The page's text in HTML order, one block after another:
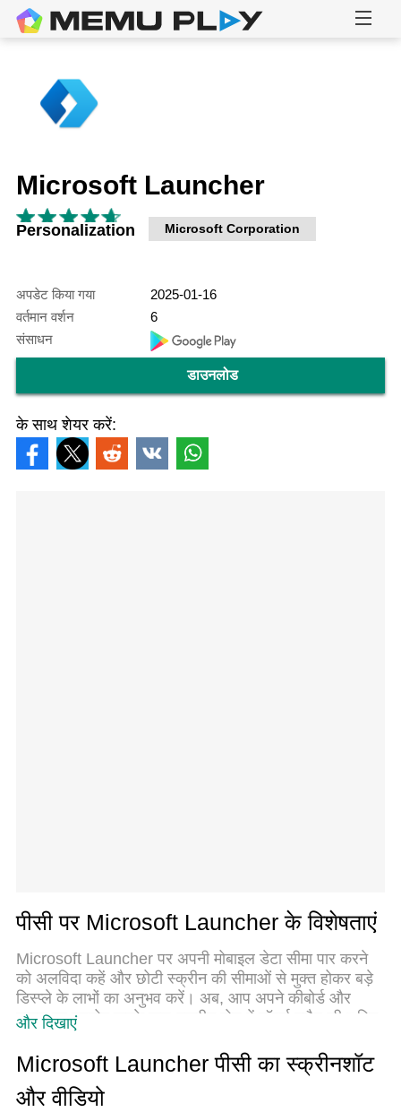
Microsoft Launcher
Personalization Microsoft Corporation
अपडेट किया गया
2025-01-16
वर्तमान वर्शन
6
संसाधन
डाउनलोड
के साथ शेयर करें:
पीसी पर Microsoft Launcher के विशेषताएं
Microsoft Launcher पर अपनी मोबाइल डेटा सीमा पार करने
को अलविदा कहें और छोटी स्क्रीन की सीमाओं से मुक्त होकर बड़े
डिस्प्ले के लाभों का अनुभव करें। अब, आप अपने कीबोर्ड और
माउस का उपयोग करके फुल-स्क्रीन मोड में टॉपर्स क्लैन की शक्ति
सुविधाएँ हैं जिनकी आप अपेक्षा करते हैं: त्वरित इंस्टॉलेशन और
आसान सेटअप, सहज नियंत्रण, बैटरी की आवश्यकता नहीं, और
कोई डेटा या कॉल समय सीमा नहीं। नया MEmu 9 आपके कंप्यूटर
और दिखाएं
Microsoft Launcher पीसी का स्क्रीनशॉट
और वीडियो